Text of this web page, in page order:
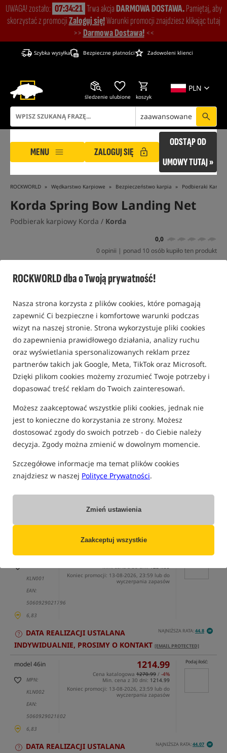
ROCKWORLD dba o Twoją prywatność!
Nasza strona korzysta z plików cookies, które pomagają
zapewnić Ci bezpieczne i komfortowe warunki podczas
wizyt na naszej stronie. Strona wykorzystuje pliki cookies
do zapewnienia prawidłowego działania, analizy ruchu
oraz wyświetlania spersonalizowanych reklam przez
partnerów takich jak Google, Meta, TikTok oraz Microsoft.
Dzięki plikom cookies możemy zrozumieć Twoje potrzeby i
dopasować treść reklam do Twoich zainteresowań.
Możesz zaakceptować wszystkie pliki cookies, jednak nie
jest to konieczne do korzystania ze strony. Możesz
dostosować zgody do swoich potrzeb - do Ciebie należy
decyzja. Zgody można zmienić w dowolnym momencie.
Szczegółowe informacje ma temat plików cookies
znajdziesz w naszej Polityce Prywatności.
Zmień ustawienia
Zaakceptuj wszystkie
UWAGA! zostało: 07:34:21 Trwa akcjaDARMOWA DOSTAWA.Pamiętaj, aby
skorzystać z promocjiZaloguj się!Warunki promocji znajdziesz klikając tutaj
>>Darmowa Dostawa! <<
Szybka wysyłka Bezpieczne płatności Zadowoleni klienci
PLN
śledzenie ulubione koszyk
zaawansowane
MENU ZALOGUJ SIĘ
ODSTĄP OD
UMOWY TUTAJ »
ROCKWORLD Wędkarstwo Karpiowe Bezpieczeństwo karpia Podbieraki
Korda Spring Bow Landing Net
Podbierak karpiowy Korda / Korda
0,0
0 opinii | ponad 10 osób kupiło ten produkt
Promocja
(część opcji mogła zostać ukryta przez wybrany sposób filtrowania)
KLN001
EAN:
5060929021796
6,83
Min. cena z 30 dni:1234.99
Koniec promocji: 13-08-2026, 23:59 lub do
wyczerpania zapasów
NAJNIŻSZA RATA:44.8
DATA REALIZACJI USTALANA
INDYWIDUALNIE, PROSIMY O KONTAKT [EMAIL PROTECTED]
model 46in
MPN:
KLN002
EAN:
5060929021802
6,83
1214.99
Cena katalogowa 1270.99 / -4%
Min. cena z 30 dni: 1214.99
Koniec promocji: 13-08-2026, 23:59 lub do
wyczerpania zapasów
Podaj ilość:
NAJNIŻSZA RATA:44.07
DATA REALIZACJI USTALANA